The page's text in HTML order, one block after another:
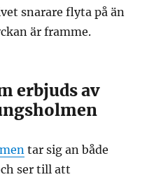
snarare flyta på än
är framme.
erbjuds av
tar sig an både
ser till att